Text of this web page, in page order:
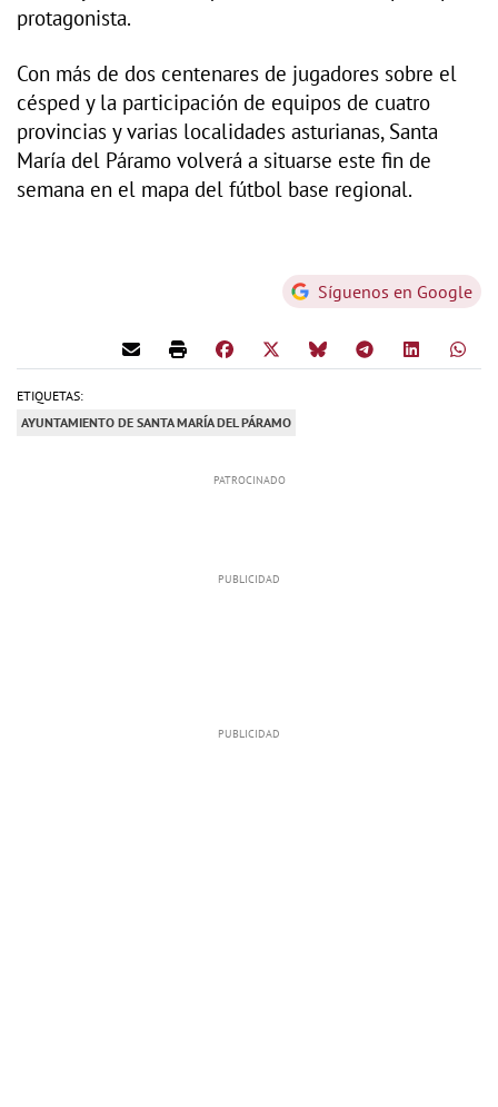
protagonista.
Con más de dos centenares de jugadores sobre el
césped y la participación de equipos de cuatro
provincias y varias localidades asturianas, Santa
María del Páramo volverá a situarse este fin de
semana en el mapa del fútbol base regional.
Síguenos en Google
ETIQUETAS:
AYUNTAMIENTO DE SANTA MARÍA DEL PÁRAMO